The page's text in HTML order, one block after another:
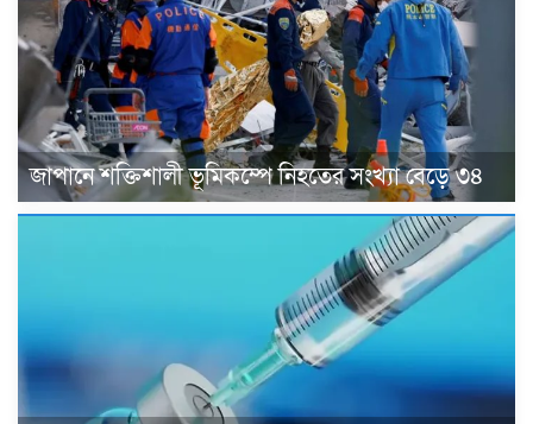
জাপানে শক্তিশালী ভূমিকম্পে নিহতের সংখ্যা বেড়ে ৩৪